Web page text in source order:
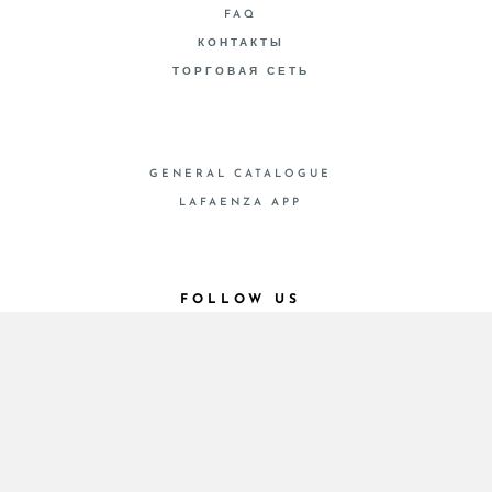
FAQ
КОНТАКТЫ
ТОРГОВАЯ СЕТЬ
GENERAL CATALOGUE
LAFAENZA APP
FOLLOW US